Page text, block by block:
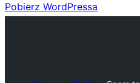
Pobierz WordPressa